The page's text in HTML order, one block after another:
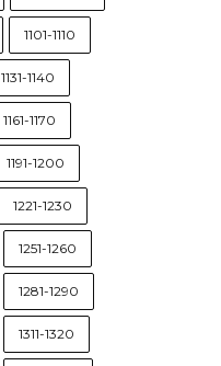
1101-1110
1131-1140
1161-1170
1191-1200
1221-1230
1251-1260
1281-1290
1311-1320